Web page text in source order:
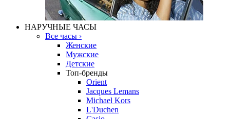
НАРУЧНЫЕ ЧАСЫ
Все часы ›
Женские
Мужские
Детские
Топ-бренды
Orient
Jacques Lemans
Michael Kors
L'Duchen